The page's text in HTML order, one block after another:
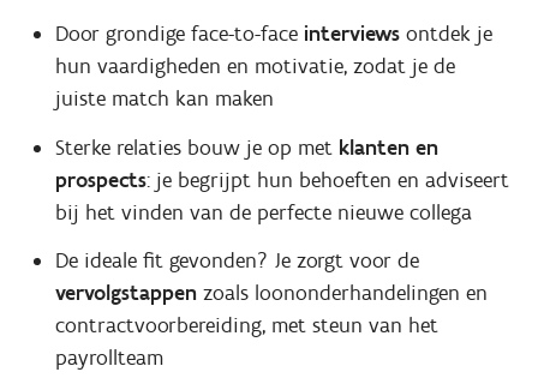
Door grondige face-to-faceinterviews ontdek je
hun vaardigheden en motivatie, zodat je de
juiste match kan maken
Sterke relaties bouw je op metklanten en
prospects: je begrijpt hun behoeften en adviseert
bij het vinden van de perfecte nieuwe collega
De ideale fit gevonden? Je zorgt voor de
vervolgstappen zoals loononderhandelingen en
contractvoorbereiding, met steun van het
payrollteam